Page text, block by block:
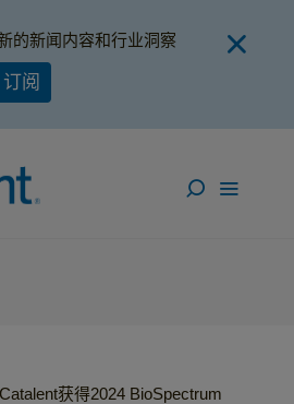
的新闻内容和行业洞察
订阅
Catalent获得2024 BioSpectrum